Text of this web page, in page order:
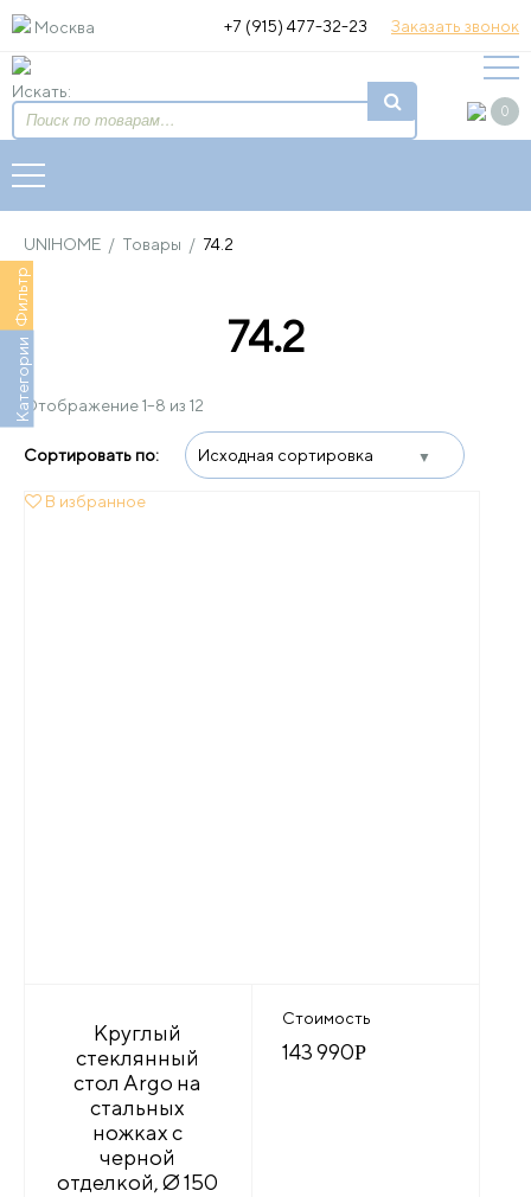
Москва +7 (915) 477-32-23 Заказать звонок
Искать:
0
UNIHOME / Товары / 74.2
Фильтр
Категории 74.2
Отображение 1–8 из 12
В избранное
Круглый
стеклянный
стол Argo на
стальных
ножках с
черной
отделкой, Ø 150
Стоимость
143 990Р